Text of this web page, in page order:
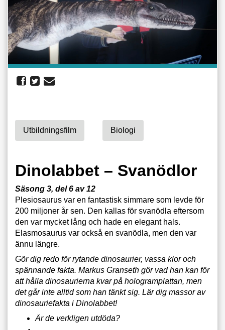
Utbildningsfilm Biologi
Dinolabbet – Svanödlor
Säsong 3, del 6 av 12
Plesiosaurus var en fantastisk simmare som levde för
200 miljoner år sen. Den kallas för svanödla eftersom
den var mycket lång och hade en elegant hals.
Elasmosaurus var också en svanödla, men den var
ännu längre.
Gör dig redo för rytande dinosaurier, vassa klor och
spännande fakta. Markus Granseth gör vad han kan för
att hålla dinosaurierna kvar på hologramplattan, men
det går inte alltid som han tänkt sig. Lär dig massor av
dinosauriefakta i Dinolabbet!
Är de verkligen utdöda?